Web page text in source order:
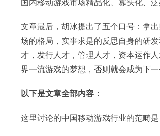
文章最后，胡冰提出了五个口号：拿
场的格局，实事求是的反思自身的研
才，发行人才，管理人才，资本运作
界一流游戏的梦想，否则就会成为下一
以下是文章全部内容：
这里讨论的中国移动游戏行业的范畴是